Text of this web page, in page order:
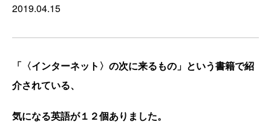
2019.04.15
「〈インターネット〉の次に来るもの」という書籍で紹
介されている、
気になる英語が１２個ありました。